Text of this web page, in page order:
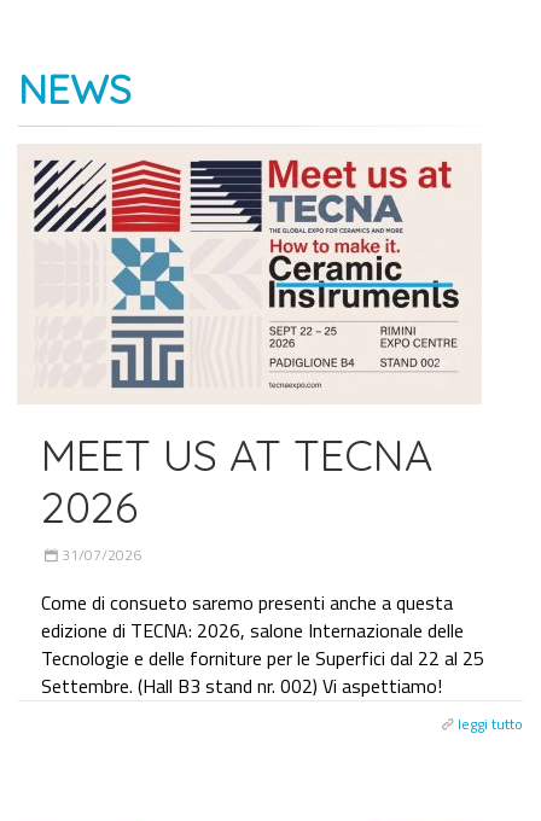
NEWS
MEET US AT TECNA
2026
31/07/2026
Come di consueto saremo presenti anche a questa
edizione di TECNA: 2026, salone Internazionale delle
Tecnologie e delle forniture per le Superfici dal 22 al 25
Settembre. (Hall B3 stand nr. 002) Vi aspettiamo!
leggi tutto